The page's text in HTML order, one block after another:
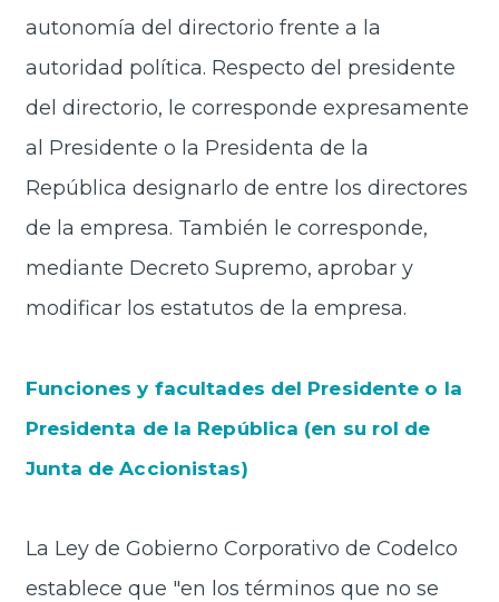
autonomía del directorio frente a la
autoridad política. Respecto del presidente
del directorio, le corresponde expresamente
al Presidente o la Presidenta de la
República designarlo de entre los directores
de la empresa. También le corresponde,
mediante Decreto Supremo, aprobar y
modificar los estatutos de la empresa.
Funciones y facultades del Presidente o la
Presidenta de la República (en su rol de
Junta de Accionistas)
La Ley de Gobierno Corporativo de Codelco
establece que "en los términos que no se